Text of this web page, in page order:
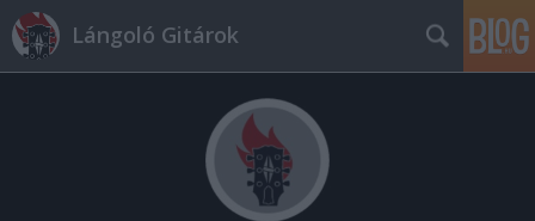
Lángoló Gitárok